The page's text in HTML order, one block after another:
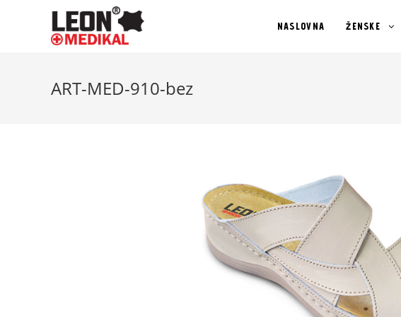
NASLOVNA ŽENSKE
ART-MED-910-bez